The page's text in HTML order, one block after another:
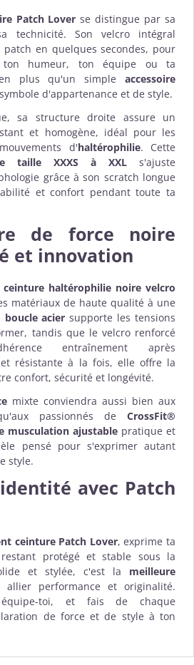
Patch Lover se distingue par sa
technicité. Son velcro intégral
en quelques secondes, pour
humeur, ton équipe ou ta
plus qu'un simple accessoire
d'appartenance et de style.
sa structure droite assure un
et homogène, idéal pour les
d'haltérophilie. Cette
taille XXXS à XXL s'ajuste
grâce à son scratch longue
et confort pendant toute ta
de force noire
et innovation
ceinture haltérophilie noire velcro
matériaux de haute qualité à une
boucle acier supporte les tensions
tandis que le velcro renforcé
entraînement après
résistante à la fois, elle offre la
confort, sécurité et longévité.
mixte conviendra aussi bien aux
passionnés de CrossFit®
musculation ajustable pratique et
pensé pour s'exprimer autant
style.
avec Patch
ceinture Patch Lover, exprime ta
protégé et stable sous la
et stylée, c'est la meilleure
allier performance et originalité.
toi, et fais de chaque
de force et de style à ton